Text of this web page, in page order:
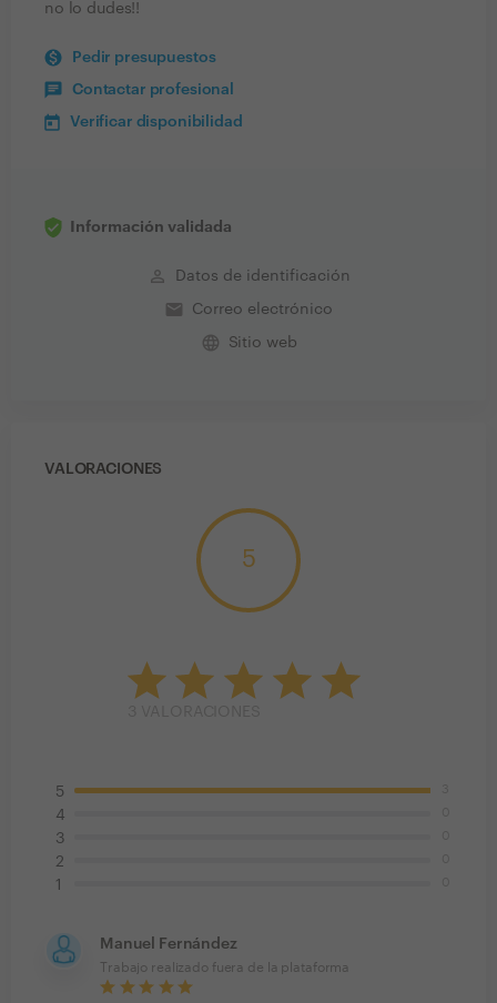
no lo dudes!!
Pedir presupuestos
Contactar profesional
Verificar disponibilidad
Información validada
perm_identity Datos de identificación
email Correo electrónico
language Sitio web
VALORACIONES
5
5
4
3
2
1
Manuel Fernández
Trabajo realizado fuera de la plataforma